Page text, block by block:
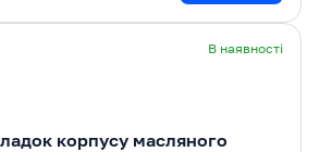
В наявності
корпусу масляного